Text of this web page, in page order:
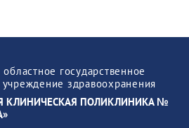
государственное
здравоохранения
КЛИНИЧЕСКАЯ ПОЛИКЛИНИКА №